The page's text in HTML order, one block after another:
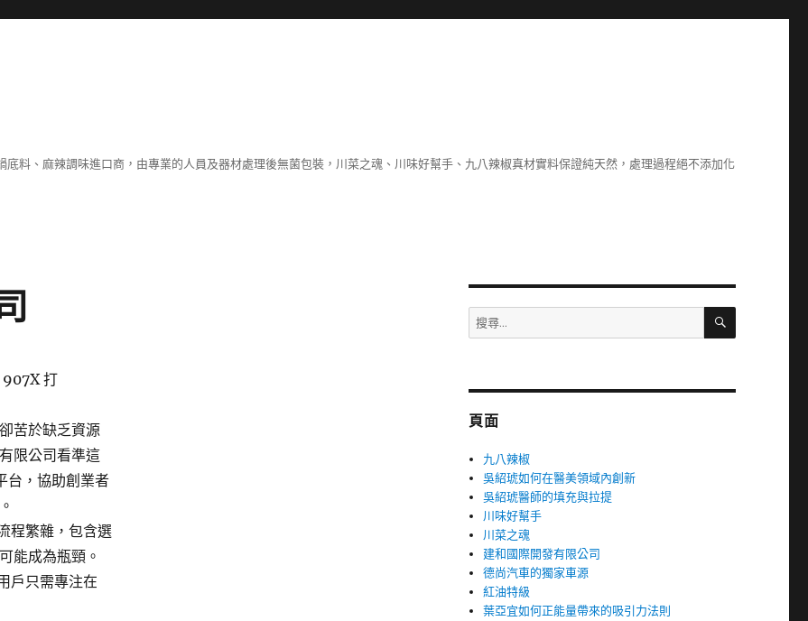
料、麻辣調味進口商，由專業的人員及器材處理後無菌包裝，川菜之魂、川味好幫手、九八辣椒真材實料保證純天然，處理過程絕不添加化
907X 打
苦於缺乏資源
限公司看準這
台，協助創業者
程繁雜，包含選
能成為瓶頸。
戶只需專注在
搜
尋
字:
搜
頁面
九八辣椒
吳紹琥如何在醫美領域內創新
吳紹琥醫師的填充與拉提
川味好幫手
川菜之魂
建和國際開發有限公司
德尚汽車的獨家車源
紅油特級
葉亞宜如何正能量帶來的吸引力法則